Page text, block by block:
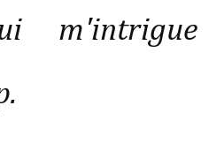
m'intrigue